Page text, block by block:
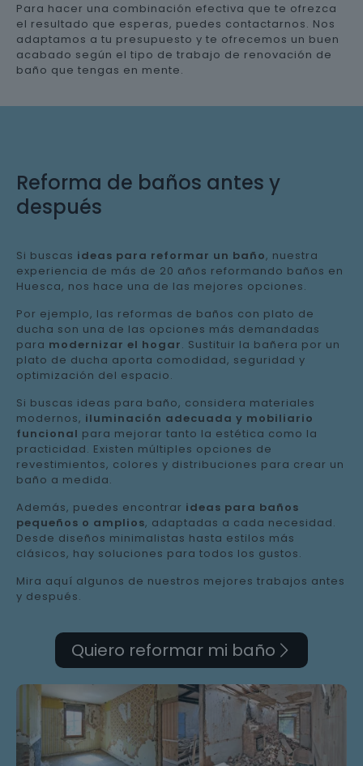
Para hacer una combinación efectiva que te ofrezca
el resultado que esperas, puedes contactarnos. Nos
adaptamos a tu presupuesto y te ofrecemos un buen
acabado según el tipo de trabajo de renovación de
baño que tengas en mente.
Reforma de baños antes y
después
Si buscas ideas para reformar un baño, nuestra
experiencia de más de 20 años reformando baños en
Huesca, nos hace una de las mejores opciones.
Por ejemplo, las reformas de baños con plato de
ducha son una de las opciones más demandadas
para modernizar el hogar. Sustituir la bañera por un
plato de ducha aporta comodidad, seguridad y
optimización del espacio.
Si buscas ideas para baño, considera materiales
modernos, iluminación adecuada y mobiliario
funcional para mejorar tanto la estética como la
practicidad. Existen múltiples opciones de
revestimientos, colores y distribuciones para crear un
baño a medida.
Además, puedes encontrar ideas para baños
pequeños o amplios, adaptadas a cada necesidad.
Desde diseños minimalistas hasta estilos más
clásicos, hay soluciones para todos los gustos.
Mira aquí algunos de nuestros mejores trabajos antes
y después.
Quiero reformar mi baño